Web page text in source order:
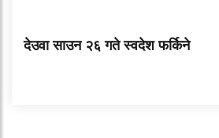
देउवा साउन २६ गते स्वदेश फर्किने